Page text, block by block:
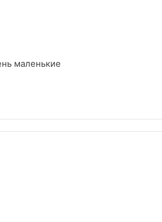
очень маленькие